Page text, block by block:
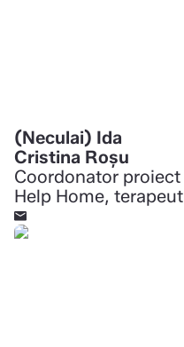
(Neculai) Ida
Cristina Roșu
Coordonator proiect
Help Home, terapeut